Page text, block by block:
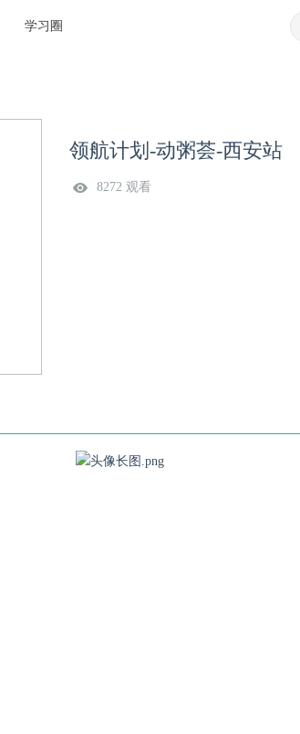
学习圈
领航计划-动粥荟-西安站
8272 观看